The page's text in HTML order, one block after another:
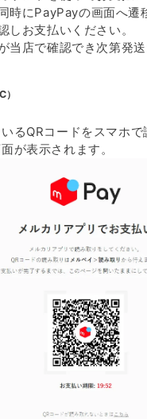
時にPayPayの画面へ遷
しお支払いください。
当店で確認でき次第発送
るQRコードをスマホ
が表示されます。